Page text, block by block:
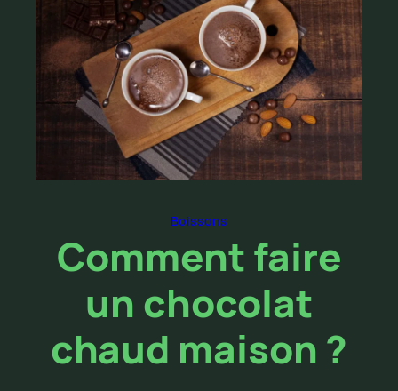
Boissons
Comment faire
un chocolat
chaud maison ?